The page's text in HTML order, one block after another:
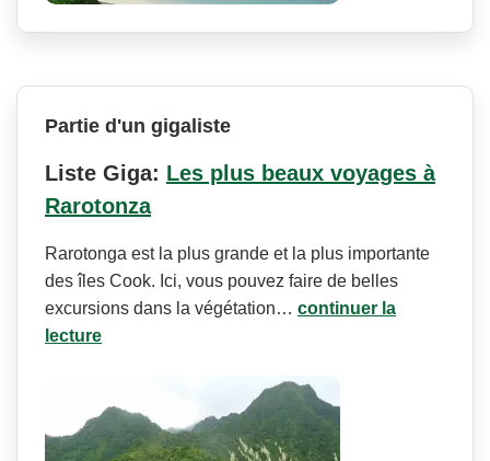
Partie d'un gigaliste
Liste Giga: Les plus beaux voyages à
Rarotonza
Rarotonga est la plus grande et la plus importante
des îles Cook. Ici, vous pouvez faire de belles
excursions dans la végétation… continuer la
lecture